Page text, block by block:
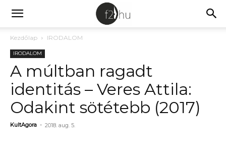
Kezdőlap IRODALOM
IRODALOM
A múltban ragadt
identitás – Veres Attila:
Odakint sötétebb (2017)
KultAgora - 2018. aug. 5.